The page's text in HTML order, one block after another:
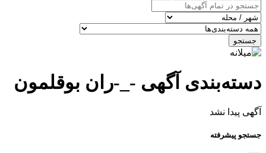
جستجو
دسته‌بندی آگهی -_-ران بوقلمون
آگهی پیدا نشد
جستجو پیشرفته